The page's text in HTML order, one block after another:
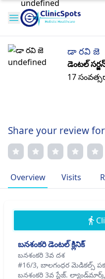
డా రవి జె
డెంటల్
17
Share your review
Overview Visits
బనశంకరి డెంటల్ క్లినిక్
బనశంకరి 3వ దశ
#16/3, బాలగంధర మెడికల్స్
బనశంకరి 3వ స్టేజ్.